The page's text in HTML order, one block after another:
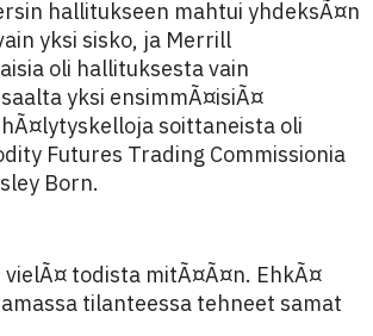
hallitukseen mahtui yhdeksÃ¤n
yksi sisko, ja Merrill
oli hallituksesta vain
yksi ensimmÃ¤isiÃ¤
soittaneista oli
Futures Trading Commissionia
Born.
vielÃ¤ todista mitÃ¤Ã¤n. EhkÃ¤
tilanteessa tehneet samat